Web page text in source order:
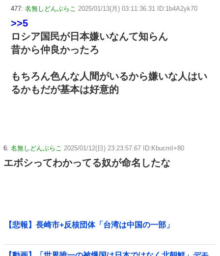
477: 名無しどんぶらこ 2025/01/13(月) 03:11:36.31 ID:1b4A2yk70
>>5
ロシア国民が日本嫌いなんて知らん
昔から仲良かったろ
もちろん色んな人間がいるから嫌いな人はい
るかもだが基本は好意的
6: 名無しどんぶらこ 2025/01/12(日) 23:23:57.67 ID:KbucmI+80
エボシってわかってる奴が命名したな
【悲報】長崎市+反核団体「台湾は中国の一部」